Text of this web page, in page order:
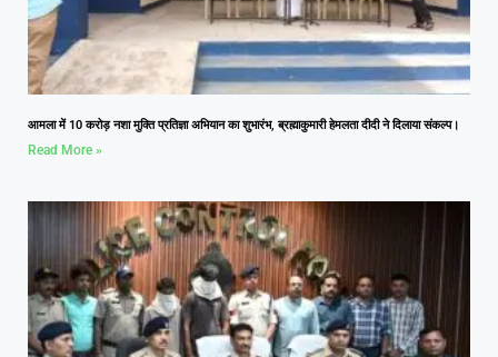
आमला में 10 करोड़ नशा मुक्ति प्रतिज्ञा अभियान का शुभारंभ, ब्रह्माकुमारी हेमलता दीदी ने दिलाया संकल्प।
Read More »